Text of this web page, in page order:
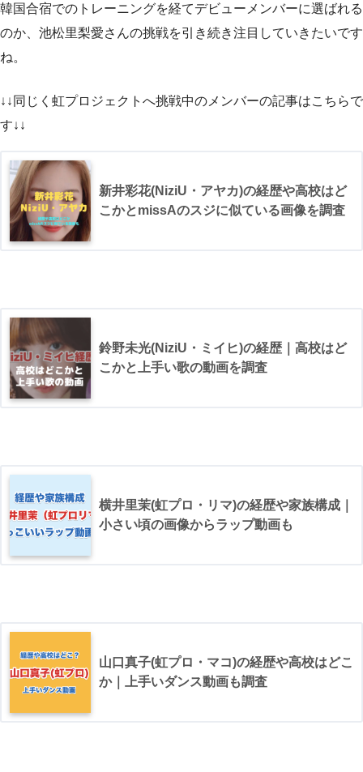
韓国合宿でのトレーニングを経てデビューメンバーに選ばれる
のか、池松里梨愛さんの挑戦を引き続き注目していきたいです
ね。
↓↓同じく虹プロジェクトへ挑戦中のメンバーの記事はこちらで
す↓↓
新井彩花(NiziU・アヤカ)の経歴や高校はど
こかとmissAのスジに似ている画像を調査
鈴野未光(NiziU・ミイヒ)の経歴｜高校はど
こかと上手い歌の動画を調査
横井里茉(虹プロ・リマ)の経歴や家族構成｜
小さい頃の画像からラップ動画も
山口真子(虹プロ・マコ)の経歴や高校はどこ
か｜上手いダンス動画も調査